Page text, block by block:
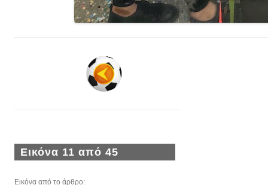
Εικόνα 11 από 45
Εικόνα από το άρθρο: